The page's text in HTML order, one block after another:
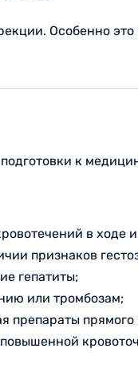
Особенно
к
в ходе
признаков
гепатиты;
или тромбозам;
препараты